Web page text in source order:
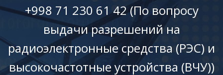
+998 71 230 61 42 (По вопросу
выдачи разрешений на
радиоэлектронные средства (РЭС) и
высокочастотные устройства (ВЧУ))